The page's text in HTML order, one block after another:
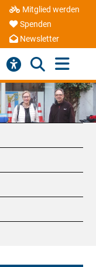
Mitglied werden
Spenden
Newsletter